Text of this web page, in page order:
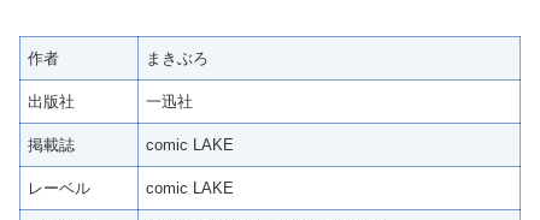
作者 まきぶろ
出版社 一迅社
掲載誌 comic LAKE
レーベル comic LAKE